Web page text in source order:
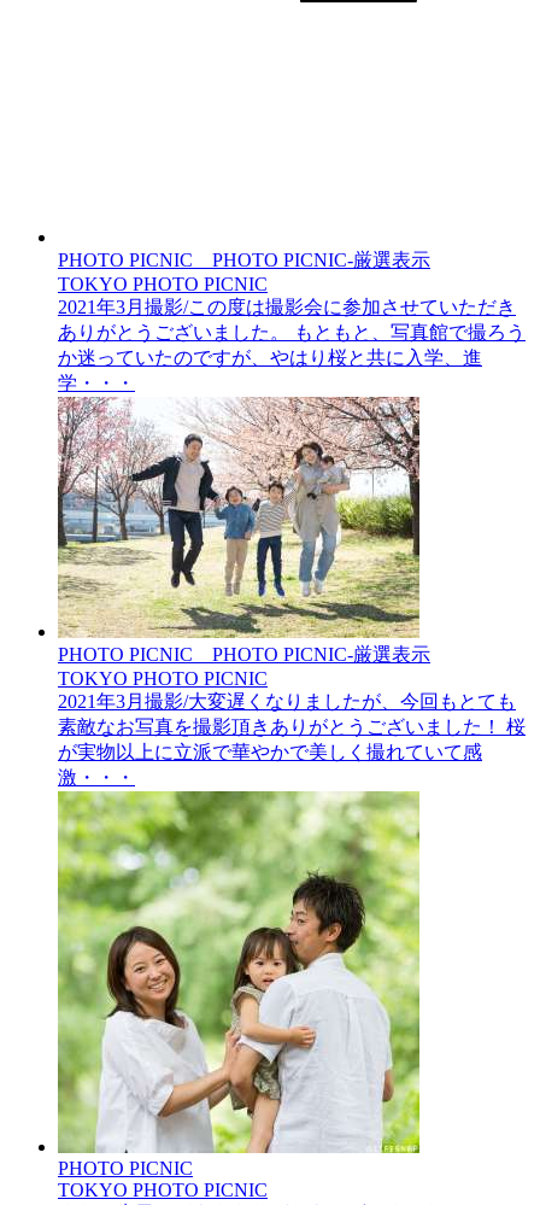
PHOTO PICNIC__PHOTO PICNIC-厳選表示
TOKYO PHOTO PICNIC
2021年3月撮影/この度は撮影会に参加させていただき
ありがとうございました。 もともと、写真館で撮ろう
か迷っていたのですが、やはり桜と共に入学、進
学・・・
PHOTO PICNIC__PHOTO PICNIC-厳選表示
TOKYO PHOTO PICNIC
2021年3月撮影/大変遅くなりましたが、今回もとても
素敵なお写真を撮影頂きありがとうございました！ 桜
が実物以上に立派で華やかで美しく撮れていて感
激・・・
PHOTO PICNIC
TOKYO PHOTO PICNIC